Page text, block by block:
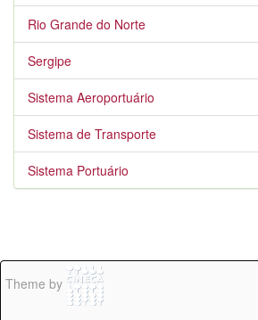
Rio Grande do Norte
Sergipe
Sistema Aeroportuário
Sistema de Transporte
Sistema Portuário
Theme by